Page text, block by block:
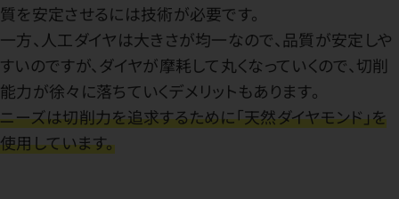
質を安定させるには技術が必要です。
一方、人工ダイヤは大きさが均一なので、品質が安定しや
すいのですが、ダイヤが摩耗して丸くなっていくので、切削
能力が徐々に落ちていくデメリットもあります。
ニーズは切削力を追求するために「天然ダイヤモンド」を
使用しています。